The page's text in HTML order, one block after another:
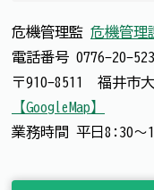
危機管理監 危機管理
電話番号 0776-20-
〒910-8511 福井市
【GoogleMap】
業務時間 平日8:30～